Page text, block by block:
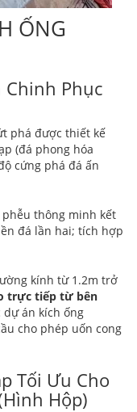
ỐNG
Chinh Phục
phá được thiết kế
(đá phong hóa
cứng phá đá ấn
thông minh kết
đá lần hai; tích hợp
kính từ 1.2m trở
trực tiếp từ bên
dự án kích ống
cho phép uốn cong
Tối Ưu Cho
Hộp)